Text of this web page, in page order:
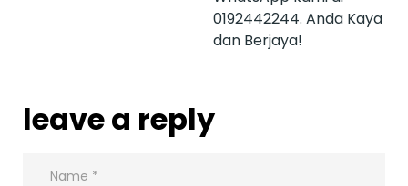
0192442244. Anda Kaya
dan Berjaya!
leave a reply